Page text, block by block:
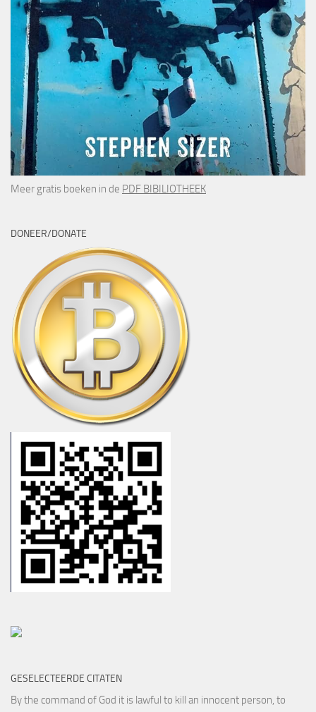
Meer gratis boeken in de PDF BIBILIOTHEEK
DONEER/DONATE
GESELECTEERDE CITATEN
By the command of God it is lawful to kill an innocent person, to